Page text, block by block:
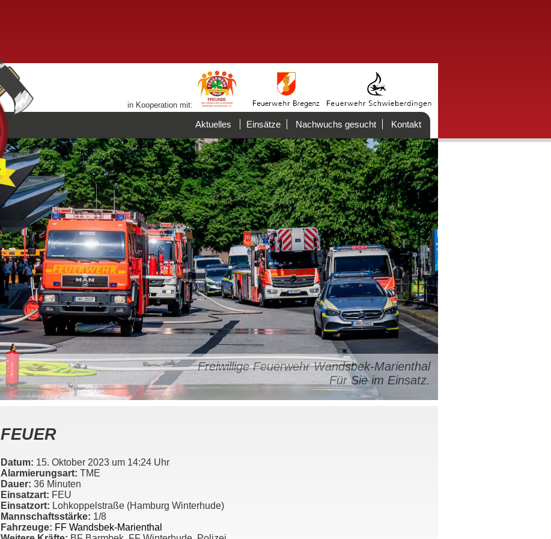
in Kooperation mit:
Aktuelles Einsätze Nachwuchs gesucht Kontakt
Freiwillige Feuerwehr Wandsbek-Marienthal
Für Sie im Einsatz.
FEUER
Datum: 15. Oktober 2023 um 14:24 Uhr
Alarmierungsart: TME
Dauer: 36 Minuten
Einsatzart: FEU
Einsatzort: Lohkoppelstraße (Hamburg Winterhude)
Mannschaftsstärke: 1/8
Fahrzeuge: FF Wandsbek-Marienthal